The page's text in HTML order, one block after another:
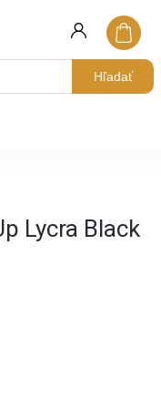
Hľadať
Lycra Black